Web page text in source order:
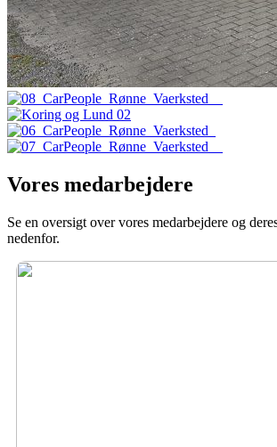
Vores medarbejdere
Se en oversigt over vores medarbejdere og
nedenfor.